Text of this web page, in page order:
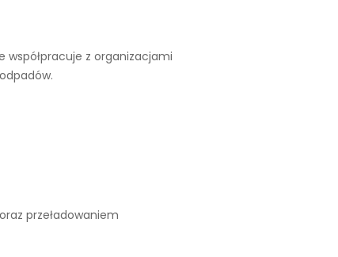
współpracuje z organizacjami
przeładowaniem